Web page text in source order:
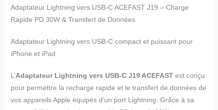
Adaptateur Lightning vers USB-C ACEFAST J19 – Charge
Rapide PD 30W & Transfert de Données
Adaptateur Lightning vers USB-C compact et puissant pour
iPhone et iPad
L’Adaptateur Lightning vers USB-C J19 ACEFASTest conçu
pour permettre la recharge rapide et le transfert de données de
vos appareils Apple équipés d’un port Lightning. Grâce à sa